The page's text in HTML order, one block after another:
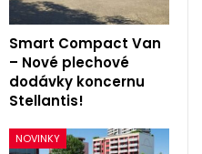
Smart Compact Van
– Nové plechové
dodávky koncernu
Stellantis!
NOVINKY